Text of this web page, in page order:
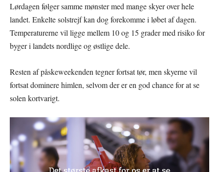
Lørdagen følger samme mønster med mange skyer over hele
landet. Enkelte solstrejf kan dog forekomme i løbet af dagen.
Temperaturerne vil ligge mellem 10 og 15 grader med risiko for
byger i landets nordlige og østlige dele.
Resten af påskeweekenden tegner fortsat tør, men skyerne vil
fortsat dominere himlen, selvom der er en god chance for at se
solen kortvarigt.